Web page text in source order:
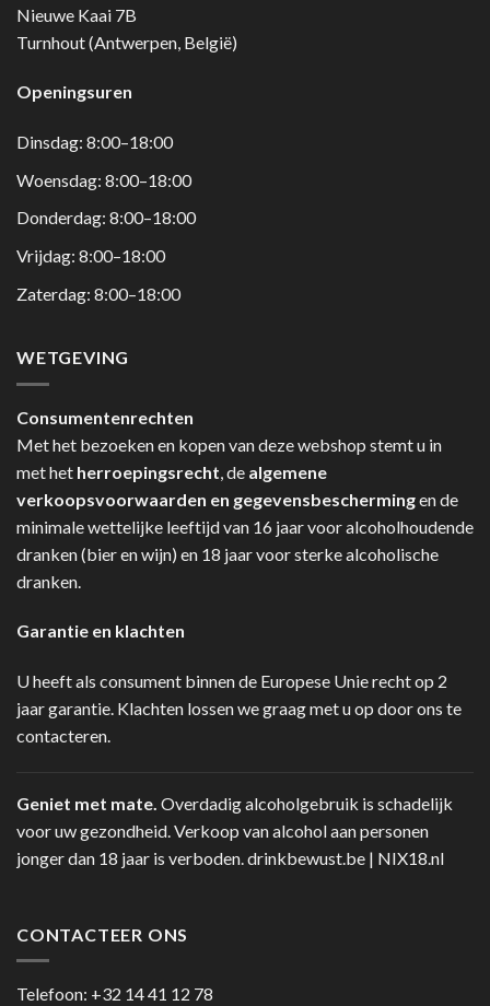
Nieuwe Kaai 7B
Turnhout (Antwerpen, België)
Openingsuren
Dinsdag: 8:00–18:00
Woensdag: 8:00–18:00
Donderdag: 8:00–18:00
Vrijdag: 8:00–18:00
Zaterdag: 8:00–18:00
WETGEVING
Consumentenrechten
Met het bezoeken en kopen van deze webshop stemt u in
met het herroepingsrecht , de algemene
verkoopsvoorwaarden en gegevensbeschermingen de
minimale wettelijke leeftijd van 16 jaar voor alcoholhoudende
dranken (bier en wijn) en 18 jaar voor sterke alcoholische
dranken.
Garantie en klachten
U heeft als consument binnen de Europese Unie recht op 2
jaar garantie. Klachten lossen we graag met u op door ons te
contacteren.
Geniet met mate. Overdadig alcoholgebruik is schadelijk
voor uw gezondheid. Verkoop van alcohol aan personen
jonger dan 18 jaar is verboden.drinkbewust.be | NIX18.nl
CONTACTEER ONS
Telefoon: +32 14 41 12 78